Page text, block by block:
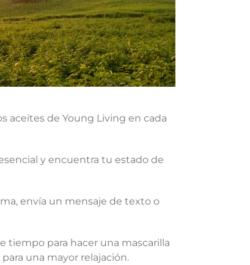
aceites de Young Living en cada
y encuentra tu estado de
envía un mensaje de texto o
tiempo para hacer una mascarilla
una mayor relajación.